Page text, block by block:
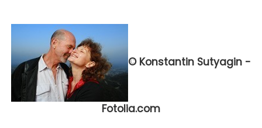
© Konstantin Sutyagin -
Fotolia.com